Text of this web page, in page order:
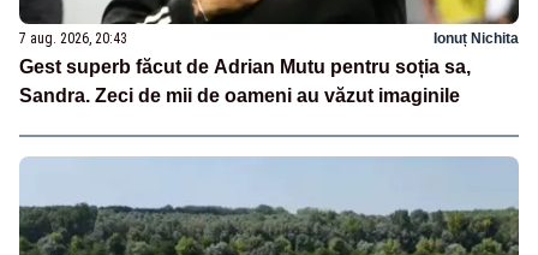
7 aug. 2026, 20:43 Ionuț Nichita
Gest superb făcut de Adrian Mutu pentru soția sa,
Sandra. Zeci de mii de oameni au văzut imaginile